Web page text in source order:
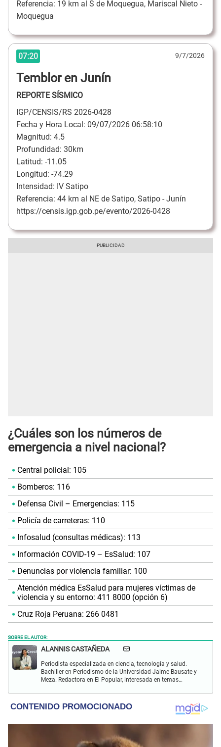
Referencia: 19 km al S de Moquegua, Mariscal Nieto -
Moquegua
07:20 9/7/2026
Temblor en Junín
REPORTE SÍSMICO
IGP/CENSIS/RS 2026-0428
Fecha y Hora Local: 09/07/2026 06:58:10
Magnitud: 4.5
Profundidad: 30km
Latitud: -11.05
Longitud: -74.29
Intensidad: IV Satipo
Referencia: 44 km al NE de Satipo, Satipo - Junín
https://censis.igp.gob.pe/evento/2026-0428
¿Cuáles son los números de
emergencia a nivel nacional?
Central policial: 105
Bomberos: 116
Defensa Civil – Emergencias: 115
Policía de carreteras: 110
Infosalud (consultas médicas): 113
Información COVID-19 – EsSalud: 107
Denuncias por violencia familiar: 100
Atención médica EsSalud para mujeres víctimas de
violencia y su entorno: 411 8000 (opción 6)
Cruz Roja Peruana: 266 0481
SOBRE EL AUTOR:
ALANNIS CASTAÑEDA
Periodista especializada en ciencia, tecnología y salud.
Bachiller en Periodismo de la Universidad Jaime Bausate y
Meza. Redactora en El Popular, interesada en temas
astronómicos, hallazgos y más.